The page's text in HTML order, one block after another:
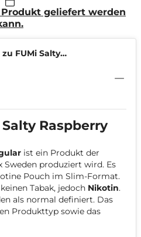
geliefert werden
FUMi Salty
Raspberry
ist ein Produkt der
Sweden produziert wird. Es
Pouch im Slim-Format.
Tabak, jedoch Nikotin.
als normal definiert. Das
Produkttyp sowie das